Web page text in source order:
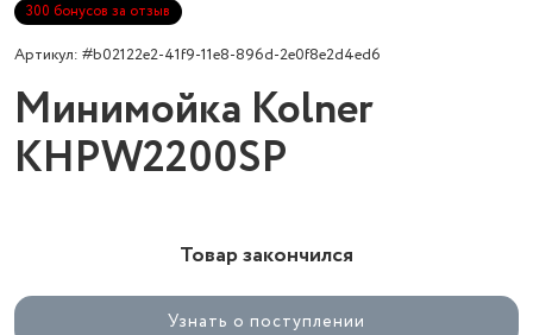
300 бонусов за отзыв
Артикул: #b02122e2-41f9-11e8-896d-2e0f8e2d4ed6
Минимойка Kolner
KHPW2200SP
Товар закончился
Узнать о поступлении